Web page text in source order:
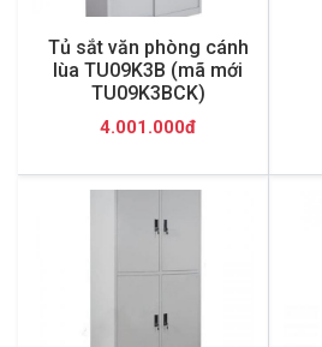
Tủ sắt văn phòng cánh
lùa TU09K3B (mã mới
TU09K3BCK)
4.001.000đ